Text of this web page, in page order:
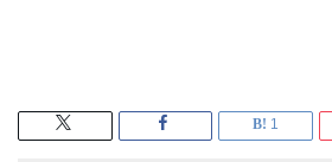
1